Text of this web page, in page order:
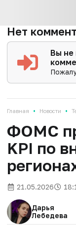
Нет
Вы не
Главная • Новости •
ФОМС
KPI по
21.05.2026
Дарья
Лебедева